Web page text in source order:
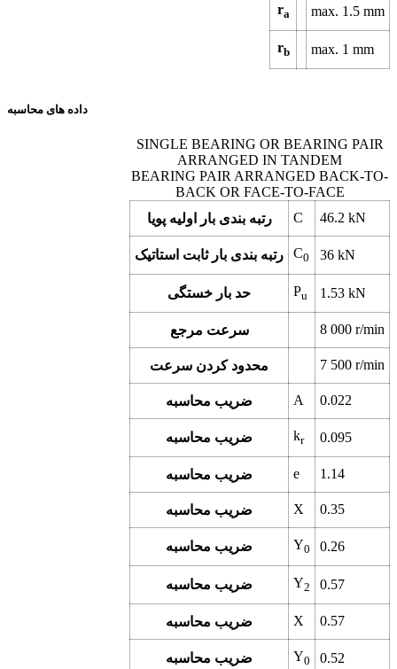
ra max. 1.5 mm
rb max. 1 mm
داده های محاسبه
رتبه بندی بار اولیه پویا C 46.2 kN
رتبه بندی بار ثابت استاتیک C0 36 kN
حد بار خستگی Pu 1.53 kN
سرعت مرجع 8 000 r/min
محدود کردن سرعت 7 500 r/min
ضریب محاسبه A 0.022
ضریب محاسبه kr 0.095
ضریب محاسبه e 1.14
SINGLE BEARING OR BEARING PAIR
ARRANGED IN TANDEM
ضریب محاسبه X 0.35
ضریب محاسبه Y0 0.26
ضریب محاسبه Y2 0.57
BEARING PAIR ARRANGED BACK-TO-
BACK OR FACE-TO-FACE
ضریب محاسبه X 0.57
ضریب محاسبه Y0 0.52